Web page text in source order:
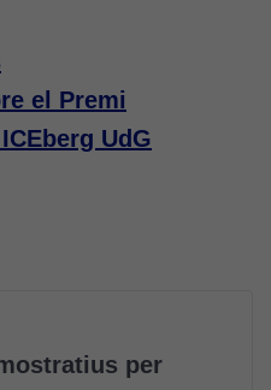
el Premi
UdG
per